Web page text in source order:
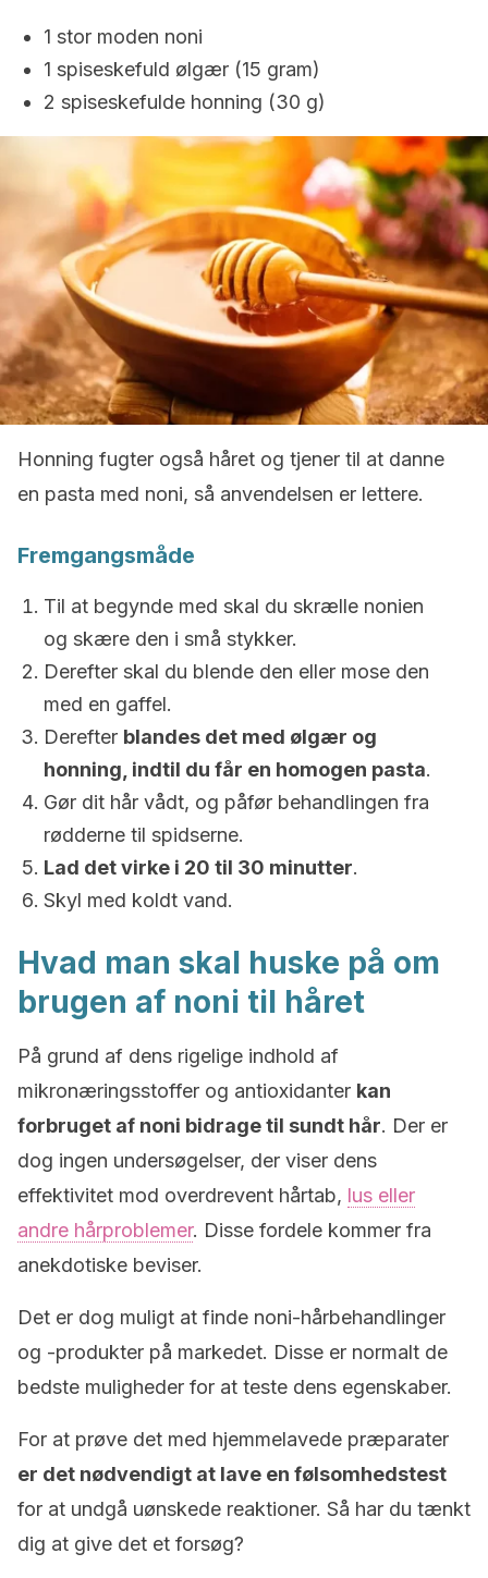
1 stor moden noni
1 spiseskefuld ølgær (15 gram)
2 spiseskefulde honning (30 g)
Honning fugter også håret og tjener til at danne
en pasta med noni, så anvendelsen er lettere.
Fremgangsmåde
Til at begynde med skal du skrælle nonien
og skære den i små stykker.
Derefter skal du blende den eller mose den
med en gaffel.
Derefter blandes det med ølgær og
honning, indtil du får en homogen pasta.
Gør dit hår vådt, og påfør behandlingen fra
rødderne til spidserne.
Lad det virke i 20 til 30 minutter.
Skyl med koldt vand.
Hvad man skal huske på om
brugen af noni til håret
På grund af dens rigelige indhold af
mikronæringsstoffer og antioxidanter kan
forbruget af noni bidrage til sundt hår. Der er
dog ingen undersøgelser, der viser dens
effektivitet mod overdrevent hårtab, lus eller
andre hårproblemer. Disse fordele kommer fra
anekdotiske beviser.
Det er dog muligt at finde noni-hårbehandlinger
og -produkter på markedet. Disse er normalt de
bedste muligheder for at teste dens egenskaber.
For at prøve det med hjemmelavede præparater
er det nødvendigt at lave en følsomhedstest
for at undgå uønskede reaktioner. Så har du tænkt
dig at give det et forsøg?